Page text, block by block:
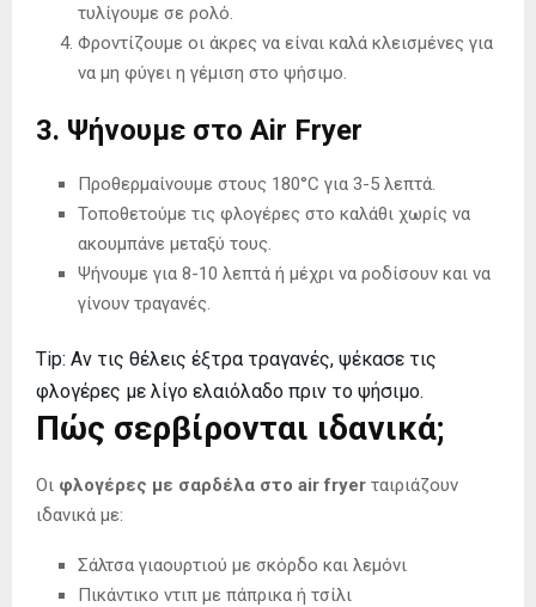
τυλίγουμε σε ρολό.
Φροντίζουμε οι άκρες να είναι καλά κλεισμένες για
να μη φύγει η γέμιση στο ψήσιμο.
3. Ψήνουμε στο Air Fryer
Προθερμαίνουμε στους 180°C για 3-5 λεπτά.
Τοποθετούμε τις φλογέρες στο καλάθι χωρίς να
ακουμπάνε μεταξύ τους.
Ψήνουμε για 8-10 λεπτά ή μέχρι να ροδίσουν και να
γίνουν τραγανές.
Tip: Αν τις θέλεις έξτρα τραγανές, ψέκασε τις
φλογέρες με λίγο ελαιόλαδο πριν το ψήσιμο.
Πώς σερβίρονται ιδανικά;
Οι φλογέρες με σαρδέλα στο air fryer ταιριάζουν
ιδανικά με:
Σάλτσα γιαουρτιού με σκόρδο και λεμόνι
Πικάντικο ντιπ με πάπρικα ή τσίλι